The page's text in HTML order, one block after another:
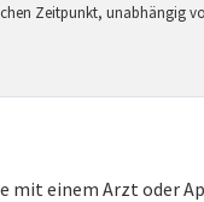
Zeitpunkt, unabhängig
mit einem Arzt oder